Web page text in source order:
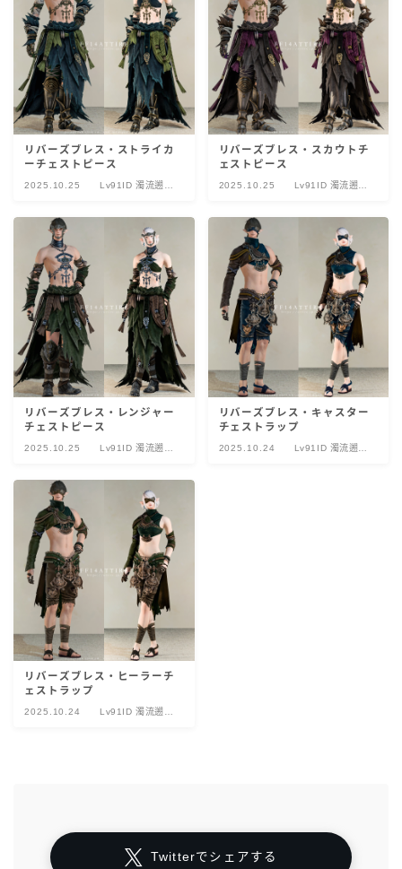
リバーズブレス・ストライカ
ーチェストピース
2025.10.25
Lv91ID 濁流遡上
リバーズブレス・スカウトチ
ェストピース
2025.10.25
Lv91ID 濁流遡上
リバーズブレス・レンジャー
チェストピース
2025.10.25
Lv91ID 濁流遡上
リバーズブレス・キャスター
チェストラップ
2025.10.24
Lv91ID 濁流遡上
リバーズブレス・ヒーラーチ
ェストラップ
2025.10.24
Lv91ID 濁流遡上
Twitterでシェアする